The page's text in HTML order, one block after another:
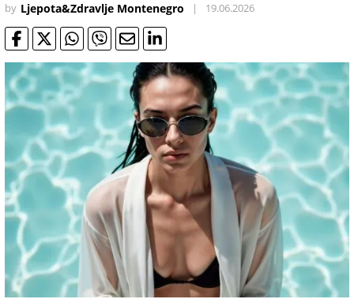
by Ljepota&Zdravlje Montenegro | 19.06.2026